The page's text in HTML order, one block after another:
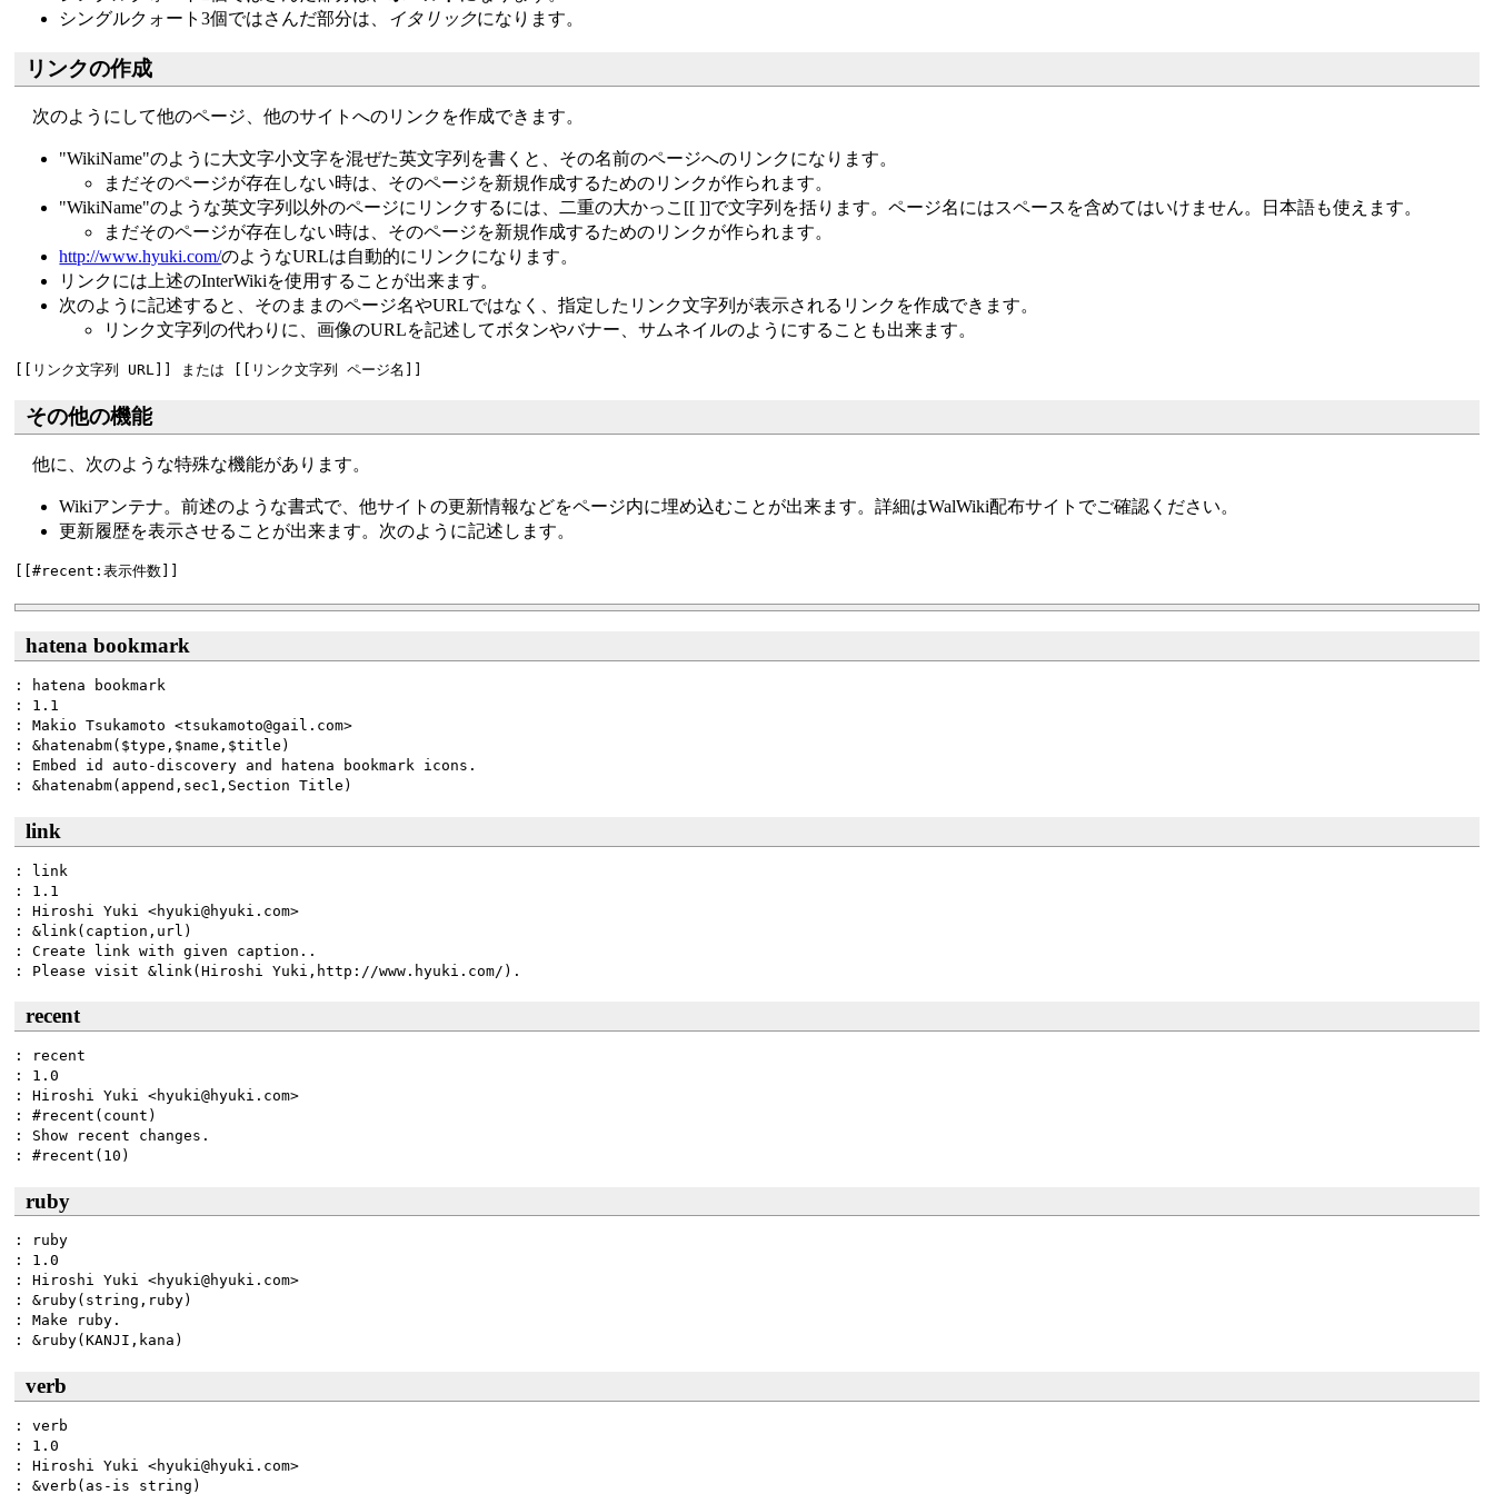
シングルクォート3個ではさんだ部分は、 イタリックになります。
リンクの作成
次のようにして他のページ、他のサイトへのリンクを作成できます。
"WikiName"のように大文字小文字を混ぜた英文字列を書くと、その名前のページへのリンクになります。
まだそのページが存在しない時は、そのページを新規作成するためのリンクが作られます。
"WikiName"のような英文字列以外のページにリンクするには、二重の大かっこ[[ ]]で文字列を括ります。ページ名にはスペースを含めてはいけません。日本語も使えます。
まだそのページが存在しない時は、そのページを新規作成するためのリンクが作られます。
http://www.hyuki.com/のようなURLは自動的にリンクになります。
リンクには上述のInterWikiを使用することが出来ます。
次のように記述すると、そのままのページ名やURLではなく、指定したリンク文字列が表示されるリンクを作成できます。
リンク文字列の代わりに、画像のURLを記述してボタンやバナー、サムネイルのようにすることも出来ます。
その他の機能
他に、次のような特殊な機能があります。
Wikiアンテナ。前述のような書式で、他サイトの更新情報などをページ内に埋め込むことが出来ます。詳細はWalWiki配布サイトでご確認ください。
更新履歴を表示させることが出来ます。次のように記述します。
hatena bookmark
: hatena bookmark
: 1.1
: Makio Tsukamoto <tsukamoto@gail.com>
: &hatenabm($type,$name,$title)
: Embed id auto-discovery and hatena bookmark icons.
link
: link
: 1.1
: Hiroshi Yuki <hyuki@hyuki.com>
: &link(caption,url)
: Create link with given caption..
recent
: recent
: 1.0
: Hiroshi Yuki <hyuki@hyuki.com>
: #recent(count)
: Show recent changes.
ruby
: ruby
: 1.0
: Hiroshi Yuki <hyuki@hyuki.com>
: &ruby(string,ruby)
: Make ruby.
verb
: verb
: 1.0
: Hiroshi Yuki <hyuki@hyuki.com>
: &verb(as-is string)